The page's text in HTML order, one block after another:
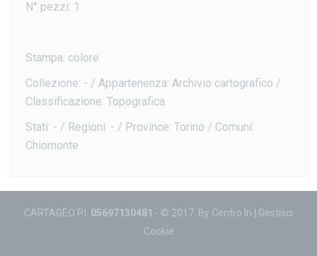
N° pezzi: 1
Stampa: colore
Collezione: - / Appartenenza: Archivio cartografico /
Classificazione: Topografica
Stati: - / Regioni: - / Province: Torino / Comuni:
Chiomonte
CARTAGEO P.I. 05697130481 - © 2017. By Centro In
Gestisci
Cookie